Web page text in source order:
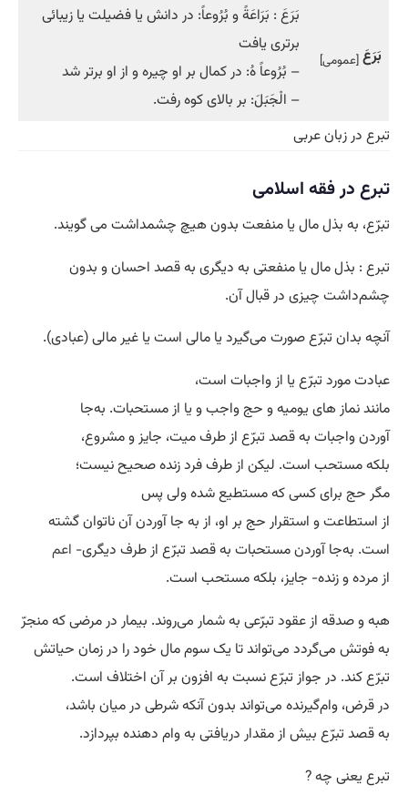
بَرَعَ [عمومی]
بَرَعَ : بَرَاعَةً و بُرُوعاً: در دانش يا فضيلت يا زيبائى
برترى يافت
– بُرُوعاً هُ: در كمال بر او چيره و از او برتر شد
– الْجَبَلَ: بر بالاى كوه رفت.
تبرع در زبان عربی
تبرع در فقه اسلامی
تبرّع، به بذل مال یا منفعت بدون هیچ چشمداشت می گویند.
تبرع : بذل مال یا منفعتى به دیگرى به قصد احسان و بدون
چشم‌داشت چیزى در قبال آن.
آنچه بدان تبرّع صورت مى‌گیرد یا مالى است یا غیر مالى (عبادى).
عبادت مورد تبرّع یا از واجبات است،
مانند نماز هاى یومیه و حج واجب و یا از مستحبات. به‌جا
آوردن واجبات به قصد تبرّع از طرف میت، جایز و مشروع،
بلکه مستحب است. لیکن از طرف فرد زنده صحیح نیست؛
مگر حج براى کسى که مستطیع شده ولى پس
از استطاعت و استقرار حج بر او، از به جا آوردن آن ناتوان گشته
است. به‌جا آوردن مستحبات به قصد تبرّع از طرف دیگرى- اعم
از مرده و زنده- جایز، بلکه مستحب است.
هبه و صدقه از عقود تبرّعى به شمار مى‌روند. بیمار در مرضى که منجرّ
به فوتش مى‌گردد مى‌تواند تا یک سوم مال خود را در زمان حیاتش
تبرّع کند. در جواز تبرّع نسبت به افزون بر آن اختلاف است.
در قرض، وام‌گیرنده مى‌تواند بدون آنکه شرطى در میان باشد،
به قصد تبرّع بیش از مقدار دریافتى به وام‌ دهنده بپردازد.
تبرع یعنی چه ?